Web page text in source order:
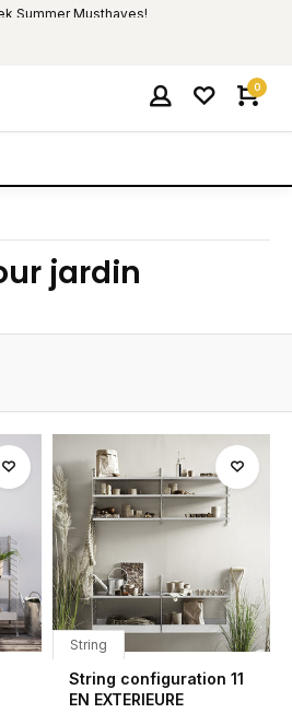
Summer Musthaves!
0
jardin
String
String configuration 11
EN EXTERIEURE